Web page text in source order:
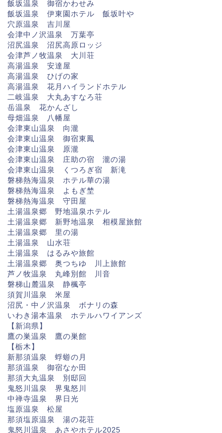
飯坂温泉 御宿かわせみ
飯坂温泉 伊東園ホテル 飯坂叶や
穴原温泉 吉川屋
会津中ノ沢温泉 万葉亭
沼尻温泉 沼尻高原ロッジ
会津芦ノ牧温泉 大川荘
高湯温泉 安達屋
高湯温泉 ひげの家
高湯温泉 花月ハイランドホテル
二岐温泉 大丸あすなろ荘
岳温泉 花かんざし
母畑温泉 八幡屋
会津東山温泉 向瀧
会津東山温泉 御宿東鳳
会津東山温泉 原瀧
会津東山温泉 庄助の宿 瀧の湯
会津東山温泉 くつろぎ宿 新滝
磐梯熱海温泉 ホテル華の湯
磐梯熱海温泉 よもぎ埜
磐梯熱海温泉 守田屋
土湯温泉郷 野地温泉ホテル
土湯温泉郷 新野地温泉 相模屋旅館
土湯温泉郷 里の湯
土湯温泉 山水荘
土湯温泉 はるみや旅館
土湯温泉郷 奥つちゆ 川上旅館
芦ノ牧温泉 丸峰別館 川音
磐梯山麓温泉 静楓亭
須賀川温泉 米屋
沼尻・中ノ沢温泉 ボナリの森
いわき湯本温泉 ホテルハワイアンズ
【新潟県】
鷹の巣温泉 鷹の巣館
【栃木】
新那須温泉 蜉蝣の月
那須温泉 御宿なか田
那須大丸温泉 別邸回
鬼怒川温泉 界鬼怒川
中禅寺温泉 界日光
塩原温泉 松屋
那須塩原温泉 湯の花荘
鬼怒川温泉 あさやホテル2025